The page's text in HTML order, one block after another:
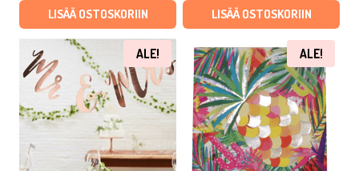
oli:
€5,90.
on:
€2,07.
LISÄÄ OSTOSKORIIN
€4,95.€1,73.
LISÄÄ OSTOSKORIIN
ALE! ALE!